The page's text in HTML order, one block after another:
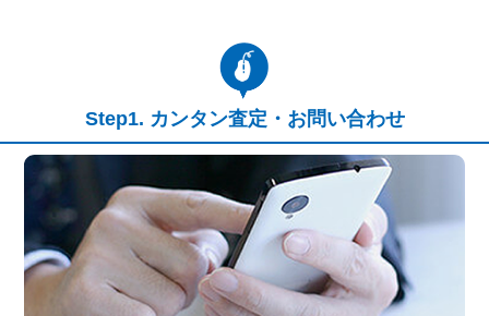
カンタン査定・お問い合わせ